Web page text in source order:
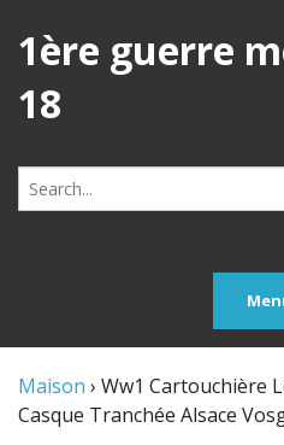
1ère guerre
18
Search
for:
Maison › Ww1 Cartouchière
Casque Tranchée Alsace